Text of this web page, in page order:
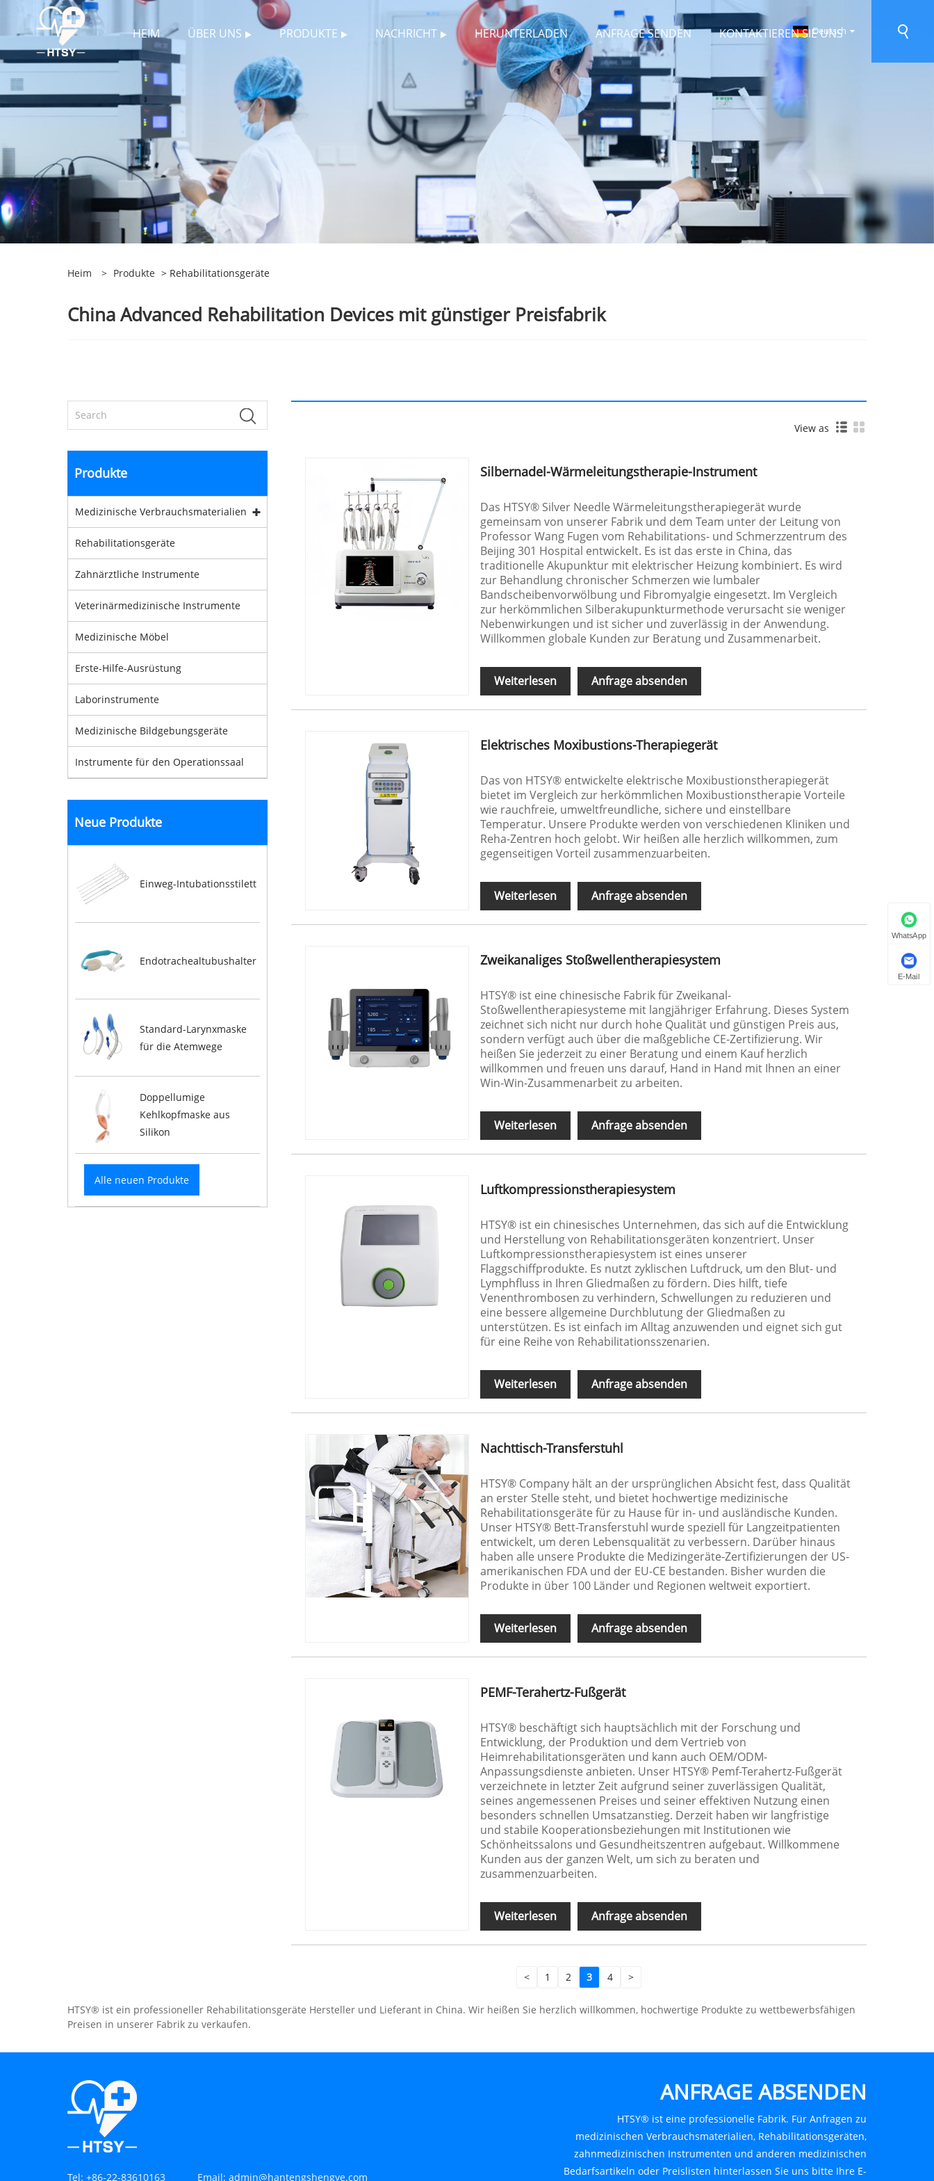
HEIM ÜBER UNS PRODUKTE NACHRICHT HERUNTERLADEN ANFRAGE SENDEN KONTAKTIEREN SIE UNS
Deutsch
Heim > Produkte > Rehabilitationsgeräte
China Advanced Rehabilitation Devices mit günstiger Preisfabrik
Produkte
Medizinische Verbrauchsmaterialien
Rehabilitationsgeräte
Zahnärztliche Instrumente
Veterinärmedizinische Instrumente
Medizinische Möbel
Erste-Hilfe-Ausrüstung
Laborinstrumente
Medizinische Bildgebungsgeräte
Instrumente für den Operationssaal
Neue Produkte
Einweg-Intubationsstilett
Endotrachealtubushalter
Standard-Larynxmaske
für die Atemwege
Doppellumige
Kehlkopfmaske aus
Silikon
Alle neuen Produkte
View as
Silbernadel-Wärmeleitungstherapie-Instrument
Das HTSY® Silver Needle Wärmeleitungstherapiegerät wurde
gemeinsam von unserer Fabrik und dem Team unter der Leitung von
Professor Wang Fugen vom Rehabilitations- und Schmerzzentrum des
Beijing 301 Hospital entwickelt. Es ist das erste in China, das
traditionelle Akupunktur mit elektrischer Heizung kombiniert. Es wird
zur Behandlung chronischer Schmerzen wie lumbaler
Bandscheibenvorwölbung und Fibromyalgie eingesetzt. Im Vergleich
zur herkömmlichen Silberakupunkturmethode verursacht sie weniger
Nebenwirkungen und ist sicher und zuverlässig in der Anwendung.
Willkommen globale Kunden zur Beratung und Zusammenarbeit.
Weiterlesen Anfrage absenden
Elektrisches Moxibustions-Therapiegerät
Das von HTSY® entwickelte elektrische Moxibustionstherapiegerät
bietet im Vergleich zur herkömmlichen Moxibustionstherapie Vorteile
wie rauchfreie, umweltfreundliche, sichere und einstellbare
Temperatur. Unsere Produkte werden von verschiedenen Kliniken und
Reha-Zentren hoch gelobt. Wir heißen alle herzlich willkommen, zum
gegenseitigen Vorteil zusammenzuarbeiten.
Weiterlesen Anfrage absenden
Zweikanaliges Stoßwellentherapiesystem
HTSY® ist eine chinesische Fabrik für Zweikanal-
Stoßwellentherapiesysteme mit langjähriger Erfahrung. Dieses System
zeichnet sich nicht nur durch hohe Qualität und günstigen Preis aus,
sondern verfügt auch über die maßgebliche CE-Zertifizierung. Wir
heißen Sie jederzeit zu einer Beratung und einem Kauf herzlich
willkommen und freuen uns darauf, Hand in Hand mit Ihnen an einer
Win-Win-Zusammenarbeit zu arbeiten.
Weiterlesen Anfrage absenden
Luftkompressionstherapiesystem
HTSY® ist ein chinesisches Unternehmen, das sich auf die Entwicklung
und Herstellung von Rehabilitationsgeräten konzentriert. Unser
Luftkompressionstherapiesystem ist eines unserer
Flaggschiffprodukte. Es nutzt zyklischen Luftdruck, um den Blut- und
Lymphfluss in Ihren Gliedmaßen zu fördern. Dies hilft, tiefe
Venenthrombosen zu verhindern, Schwellungen zu reduzieren und
eine bessere allgemeine Durchblutung der Gliedmaßen zu
unterstützen. Es ist einfach im Alltag anzuwenden und eignet sich gut
für eine Reihe von Rehabilitationsszenarien.
Weiterlesen Anfrage absenden
Nachttisch-Transferstuhl
HTSY® Company hält an der ursprünglichen Absicht fest, dass Qualität
an erster Stelle steht, und bietet hochwertige medizinische
Rehabilitationsgeräte für zu Hause für in- und ausländische Kunden.
Unser HTSY® Bett-Transferstuhl wurde speziell für Langzeitpatienten
entwickelt, um deren Lebensqualität zu verbessern. Darüber hinaus
haben alle unsere Produkte die Medizingeräte-Zertifizierungen der US-
amerikanischen FDA und der EU-CE bestanden. Bisher wurden die
Produkte in über 100 Länder und Regionen weltweit exportiert.
Weiterlesen Anfrage absenden
PEMF-Terahertz-Fußgerät
HTSY® beschäftigt sich hauptsächlich mit der Forschung und
Entwicklung, der Produktion und dem Vertrieb von
Heimrehabilitationsgeräten und kann auch OEM/ODM-
Anpassungsdienste anbieten. Unser HTSY® Pemf-Terahertz-Fußgerät
verzeichnete in letzter Zeit aufgrund seiner zuverlässigen Qualität,
seines angemessenen Preises und seiner effektiven Nutzung einen
besonders schnellen Umsatzanstieg. Derzeit haben wir langfristige
und stabile Kooperationsbeziehungen mit Institutionen wie
Schönheitssalons und Gesundheitszentren aufgebaut. Willkommene
Kunden aus der ganzen Welt, um sich zu beraten und
zusammenzuarbeiten.
Weiterlesen Anfrage absenden
< 1 2 3 4 >
HTSY® ist ein professioneller Rehabilitationsgeräte Hersteller und Lieferant in China. Wir heißen Sie herzlich willkommen, hochwertige Produkte zu wettbewerbsfähigen
Preisen in unserer Fabrik zu verkaufen.
Tel: +86-22-83610163 Email: admin@hantengshengye.com
ANFRAGE ABSENDEN
HTSY® ist eine professionelle Fabrik. Für Anfragen zu
medizinischen Verbrauchsmaterialien, Rehabilitationsgeräten,
zahnmedizinischen Instrumenten und anderen medizinischen
Bedarfsartikeln oder Preislisten hinterlassen Sie uns bitte Ihre E-
WhatsApp
E-Mail